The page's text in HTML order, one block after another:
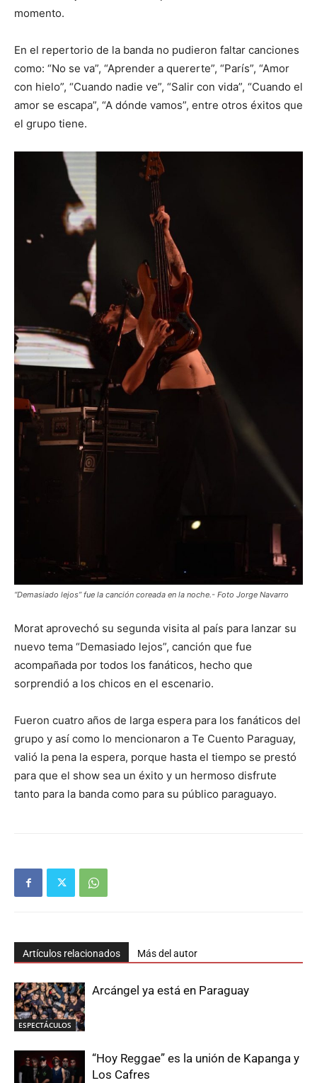
momento.
En el repertorio de la banda no pudieron faltar canciones
como: “No se va”, “Aprender a quererte”, “París”, “Amor
con hielo”, “Cuando nadie ve”, “Salir con vida”, “Cuando el
amor se escapa”, “A dónde vamos”, entre otros éxitos que
el grupo tiene.
“Demasiado lejos” fue la canción coreada en la noche.- Foto Jorge Navarro
Morat aprovechó su segunda visita al país para lanzar su
nuevo tema “Demasiado lejos”, canción que fue
acompañada por todos los fanáticos, hecho que
sorprendió a los chicos en el escenario.
Fueron cuatro años de larga espera para los fanáticos del
grupo y así como lo mencionaron a Te Cuento Paraguay,
valió la pena la espera, porque hasta el tiempo se prestó
para que el show sea un éxito y un hermoso disfrute
tanto para la banda como para su público paraguayo.
Artículos relacionados Más del autor
ESPECTÁCULOS
Arcángel ya está en Paraguay
“Hoy Reggae” es la unión de Kapanga y
Los Cafres